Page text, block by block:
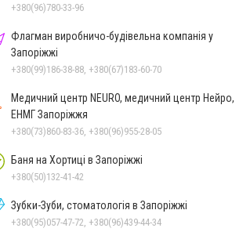
+380(96)780-33-96
Флагман виробничо-будівельна компанія у
Запоріжжі
+380(99)186-38-88, +380(67)183-60-70
Медичний центр NEURO, медичний центр Нейро,
ЕНМГ Запоріжжя
+380(73)860-83-36, +380(96)955-28-05
Баня на Хортиці в Запоріжжі
+380(50)132-41-42
Зубки-Зуби, стоматологія в Запоріжжі
+380(95)057-47-72, +380(96)439-44-34